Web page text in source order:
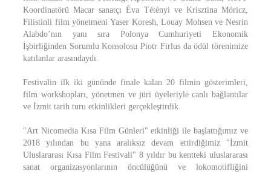
Koordinatörü Macar sanatçı Éva Tétényi ve Krisztina Móricz,
Filistinli film yönetmeni Yaser Koresh, Louay Mohsen ve Nesrin
Alabdo’nın yanı sıra Polonya Cumhuriyeti Ekonomik
İşbirliğinden Sorumlu Konsolosu Piotr Firlus da ödül törenimize
katılanlar arasındaydı.
Festivalin ilk iki gününde finale kalan 20 filmin gösterimleri,
film workshopları, yönetmen ve jüri üyeleriyle canlı bağlantılar
ve İzmit tarih turu etkinlikleri gerçekleştirdik.
"Art Nicomedia Kısa Film Günleri" etkinliği ile başlattığımız ve
2018 yılından bu yana aralıksız devam ettirdiğimiz "İzmit
Uluslararası Kısa Film Festivali" 8 yıldır bu kentteki uluslararası
sanat organizasyonlarının öncülüğünü ve lokomotifliğini